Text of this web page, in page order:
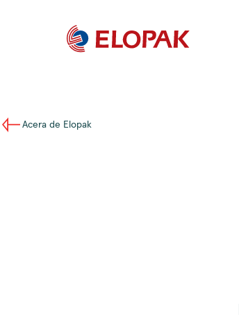
Acera de Elopak